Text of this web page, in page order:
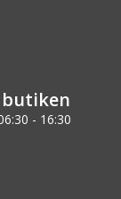
- 16:30